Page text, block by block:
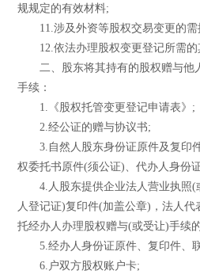
规规定的有效材料;
11.涉及外资等股权交易变更的需
12.依法办理股权变更登记所需的
二、股东将其持有的股权赠与他
手续：
1.《股权托管变更登记申请表》;
2.经公证的赠与协议书;
3.自然人股东身份证原件及复印
权委托书原件(须公证)、代办人身份
4.人股东提供企业法人营业执照(
人登记证)复印件(加盖公章)，法人
托经办人办理股权赠与(或受让)手续
5.经办人身份证原件、复印件、
6.户双方股权账户卡;